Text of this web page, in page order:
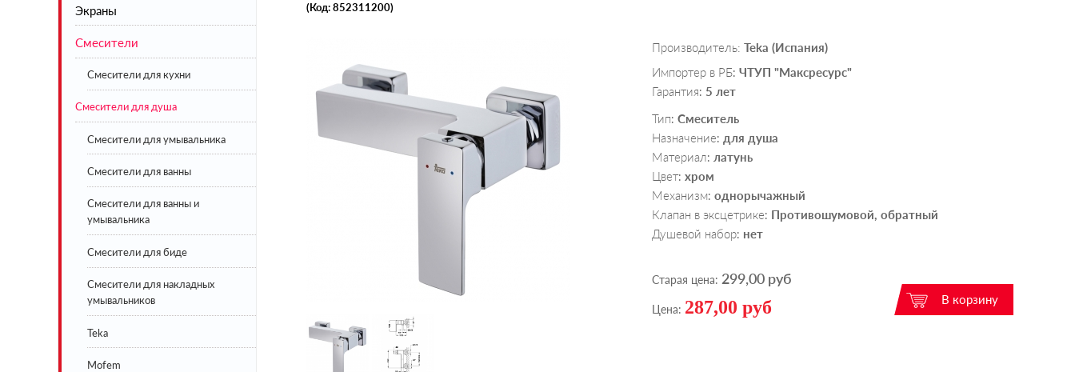
(Код:852311200)
Производитель: Teka (Испания)
Импортер в РБ: ЧТУП "Максресурс"
Гарантия: 5 лет
Тип: Смеситель
Назначение: для душа
Материал: латунь
Цвет: хром
Механизм: однорычажный
Клапан в эксцетрике: Противошумовой, обратный
Душевой набор: нет
Старая цена: 299,00 руб
Цена: 287,00 руб
Акриловые
Стальные
Чугунные
Искусственный камень
BLB
Lavinia Boho
Экраны
Экраны под ванну белые
Экраны под ванну цветные
Смесители
Смесители для кухни
Смесители для душа
Смесители для умывальника
Смесители для ванны
Смесители для ванны и
умывальника
Смесители для биде
Смесители для накладных
умывальников
Teka
Mofem